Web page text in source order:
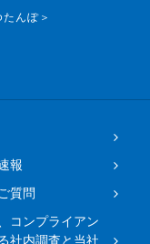
んぽ＞
報
質問
コンプライアン
社内調査と当社